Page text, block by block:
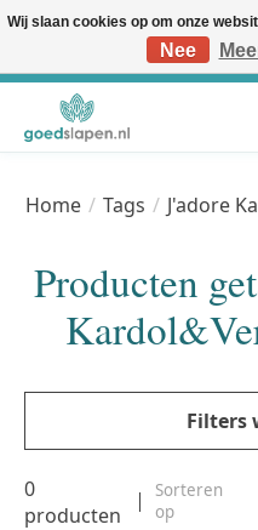
Vóór 12u besteld, volgende werkdag in huis* |
Home / Tags / J'adore
Producten
Filters
0
producten
Sorteren
op
Wij slaan cookies op om onze
Nee